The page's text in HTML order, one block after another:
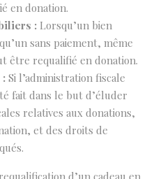
en donation.
: Lorsqu’un bien
sans paiement, même
être requalifié en donation.
Si l’administration fiscale
fait dans le but d’éluder
relatives aux donations,
et des droits de